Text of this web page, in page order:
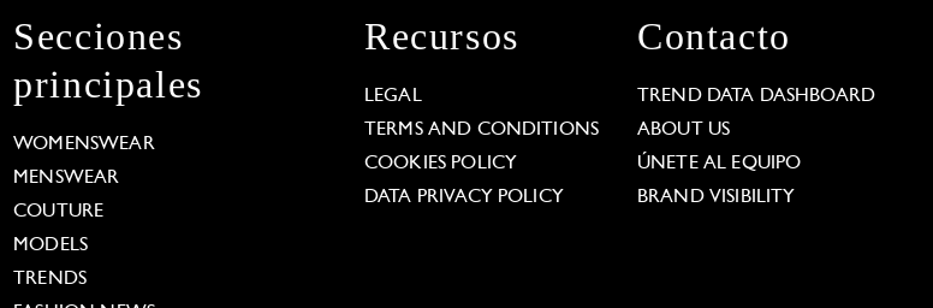
Secciones
principales
WOMENSWEAR
MENSWEAR
COUTURE
MODELS
TRENDS
Recursos
LEGAL
TERMS AND CONDITIONS
COOKIES POLICY
DATA PRIVACY POLICY
Contacto
TREND DATA DASHBOARD
ABOUT US
ÚNETE AL EQUIPO
BRAND VISIBILITY